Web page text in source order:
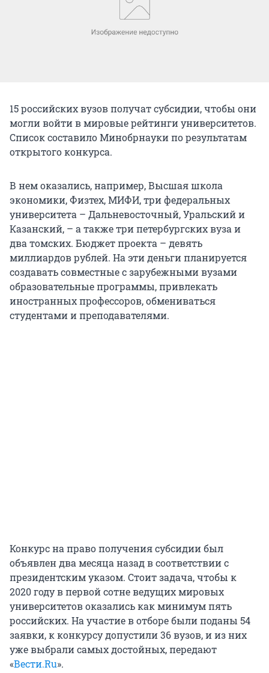
15 российских вузов получат субсидии, чтобы они
могли войти в мировые рейтинги университетов.
Список составило Минобрнауки по результатам
открытого конкурса.
В нем оказались, например, Высшая школа
экономики, Физтех, МИФИ, три федеральных
университета – Дальневосточный, Уральский и
Казанский, – а также три петербургских вуза и
два томских. Бюджет проекта – девять
миллиардов рублей. На эти деньги планируется
создавать совместные с зарубежными вузами
образовательные программы, привлекать
иностранных профессоров, обмениваться
студентами и преподавателями.
Конкурс на право получения субсидии был
объявлен два месяца назад в соответствии с
президентским указом. Стоит задача, чтобы к
2020 году в первой сотне ведущих мировых
университетов оказались как минимум пять
российских. На участие в отборе были поданы 54
заявки, к конкурсу допустили 36 вузов, и из них
уже выбрали самых достойных, передают
«Вести.Ru».